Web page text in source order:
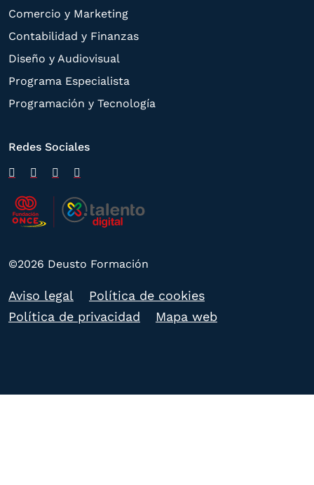
Comercio y Marketing
Contabilidad y Finanzas
Diseño y Audiovisual
Programa Especialista
Programación y Tecnología
Redes Sociales
©2026 Deusto Formación
Aviso legal
Política de cookies
Política de privacidad
Mapa web